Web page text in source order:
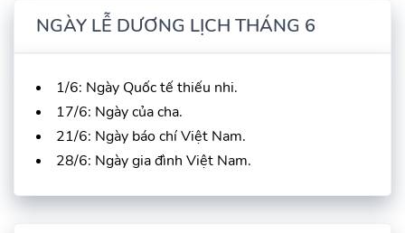
NGÀY LỄ DƯƠNG LỊCH THÁNG 6
1/6: Ngày Quốc tế thiếu nhi.
17/6: Ngày của cha.
21/6: Ngày báo chí Việt Nam.
28/6: Ngày gia đình Việt Nam.